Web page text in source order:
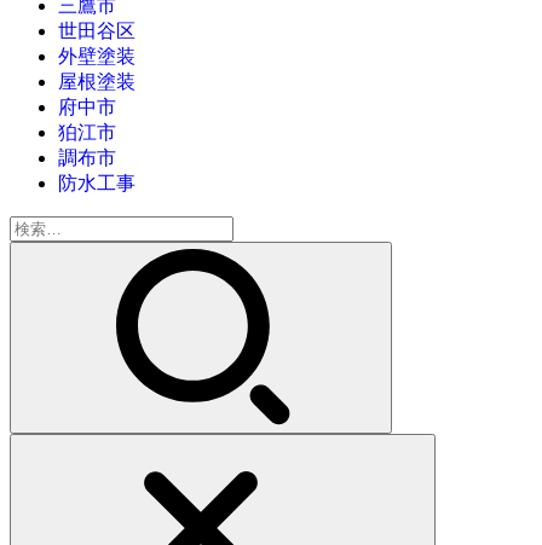
三鷹市
世田谷区
外壁塗装
屋根塗装
府中市
狛江市
調布市
防水工事
検
索: